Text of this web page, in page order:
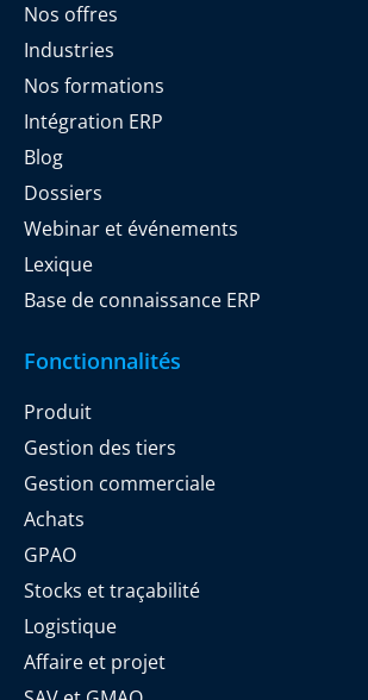
Nos offres
Industries
Nos formations
Intégration ERP
Blog
Dossiers
Webinar et événements
Lexique
Base de connaissance ERP
Fonctionnalités
Produit
Gestion des tiers
Gestion commerciale
Achats
GPAO
Stocks et traçabilité
Logistique
Affaire et projet